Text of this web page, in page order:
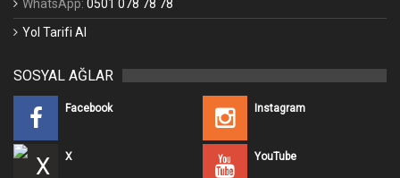
WhatsApp: 0501 078 78 78
Yol Tarifi Al
SOSYAL AĞLAR
Facebook Instagram
X YouTube